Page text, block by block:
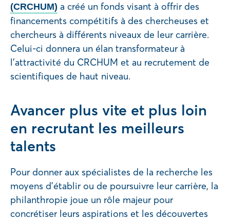
(CRCHUM) a créé un fonds visant à offrir des
financements compétitifs à des chercheuses et
chercheurs à différents niveaux de leur carrière.
Celui-ci donnera un élan transformateur à
l’attractivité du CRCHUM et au recrutement de
scientifiques de haut niveau.
Avancer plus vite et plus loin
en recrutant les meilleurs
talents
Pour donner aux spécialistes de la recherche les
moyens d’établir ou de poursuivre leur carrière, la
philanthropie joue un rôle majeur pour
concrétiser leurs aspirations et les découvertes